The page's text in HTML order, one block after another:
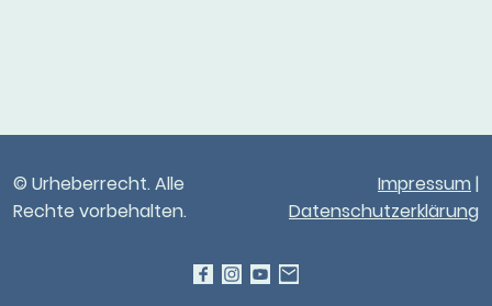
© Urheberrecht. Alle
Rechte vorbehalten.
Impressum |
Datenschutzerklärung